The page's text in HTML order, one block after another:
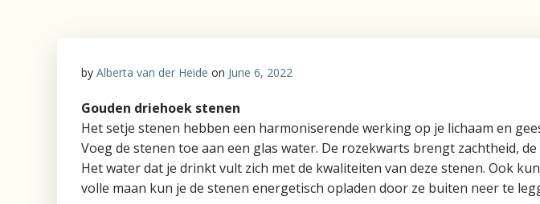
by Alberta van der Heide on June 6, 2022
Gouden driehoek stenen
Het setje stenen hebben een harmoniserende werking op je lichaam en
Voeg de stenen toe aan een glas water. De rozekwarts brengt zachtheid,
Het water dat je drinkt vult zich met de kwaliteiten van deze stenen. Ook
volle maan kun je de stenen energetisch opladen door ze buiten neer te